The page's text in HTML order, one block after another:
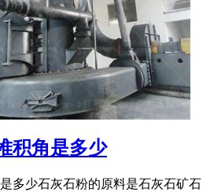
积角是多少
多少石灰石粉的原料是石灰石矿石